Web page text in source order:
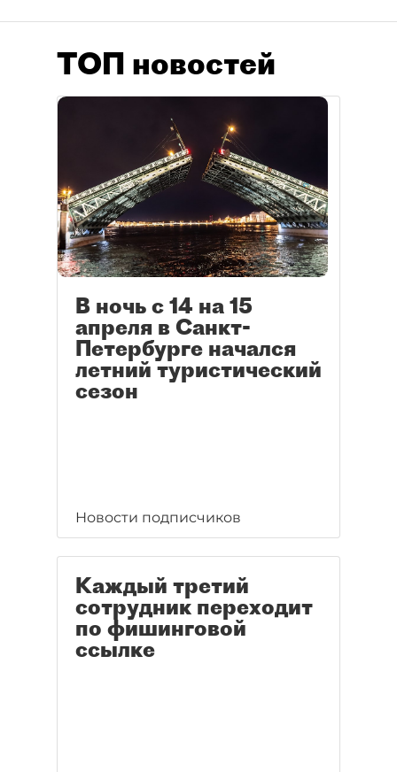
ТОП новостей
В ночь с 14 на 15
апреля в Санкт-
Петербурге начался
летний туристический
сезон
Новости подписчиков
Каждый третий
сотрудник переходит
по фишинговой
ссылке